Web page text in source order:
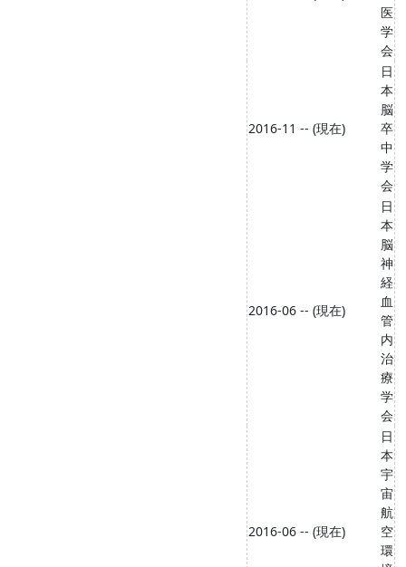
医
学
会
2016-11 -- (現在)
日
本
脳
卒
中
学
会
2016-06 -- (現在)
日
本
脳
神
経
血
管
内
治
療
学
会
2016-06 -- (現在)
日
本
宇
宙
航
空
環